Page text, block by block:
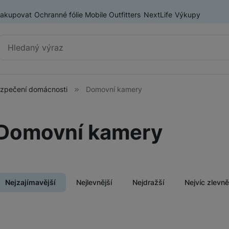
Ochranné fólie Mobile Outfitters NextLife Výkupy
Elektrokoloběžky
Elektrokoloběžky Sencor
domácnosti Domovní kamery
kamery
Nejzajímavější Nejlevnější Nejdražší Nejvíc